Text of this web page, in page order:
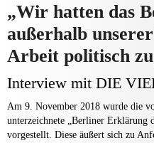
„Wir hatten das
außerhalb
Arbeit politisch
Interview mit DIE
Am 9. November 2018 wurde die
unterzeichnete „Berliner
vorgestellt. Diese äußert sich zu